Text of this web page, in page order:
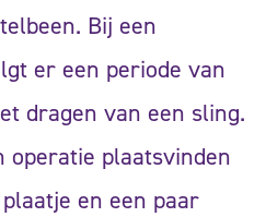
Bij een
er een periode van
dragen van een sling.
operatie plaatsvinden
en een paar